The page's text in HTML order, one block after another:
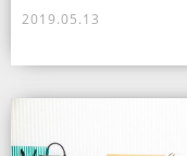
2019.05.13